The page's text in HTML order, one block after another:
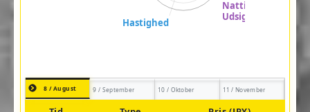
8 / August 9 / September 10 / Oktober 11 / November